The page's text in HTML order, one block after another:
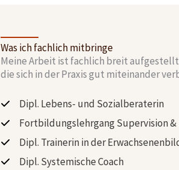
Was ich fachlich mitbringe
Meine Arbeit ist fachlich breit
die sich in der Praxis gut miteinander
Dipl. Lebens- und Sozialberaterin
Fortbildungslehrgang Supervision
Dipl. Trainerin in der
Dipl. Systemische Coach